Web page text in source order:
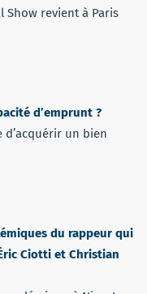
Show revient à Paris
d’emprunt ?
d’acquérir un bien
du rappeur qui
Ciotti et Christian